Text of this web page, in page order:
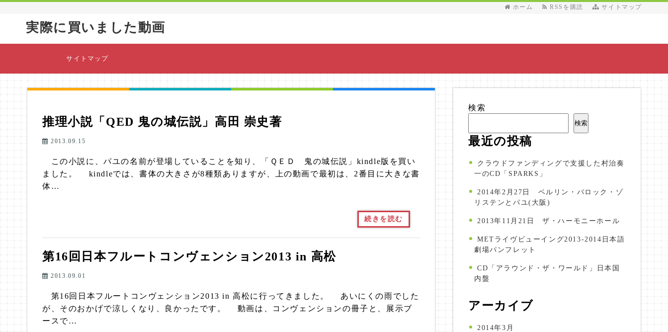
サイトマップ
RSSを購読
ホーム
実際に買いました動画
サイトマップ
推理小説「QED 鬼の城伝説」高田 崇史著
2013.09.15
この小説に、パユの名前が登場していることを知り、「ＱＥＤ 鬼の城伝説」kindle版を買い
ました。 kindleでは、書体の大きさが8種類ありますが、上の動画で最初は、2番目に大きな書
体…
続きを読む
第16回日本フルートコンヴェンション2013 in 高松
2013.09.01
第16回日本フルートコンヴェンション2013 in 高松に行ってきました。 あいにくの雨でした
が、そのおかげで涼しくなり、良かったです。 動画は、コンヴェンションの冊子と、展示ブ
ースで…
検索
検索
最近の投稿
クラウドファンディングで支援した村治奏
一のCD「SPARKS」
2014年2月27日 ベルリン・バロック・ゾ
リステンとパユ(大阪)
2013年11月21日 ザ・ハーモニーホール
METライヴビューイング2013-2014日本語
劇場パンフレット
CD「アラウンド・ザ・ワールド」日本国
内盤
アーカイブ
2014年3月